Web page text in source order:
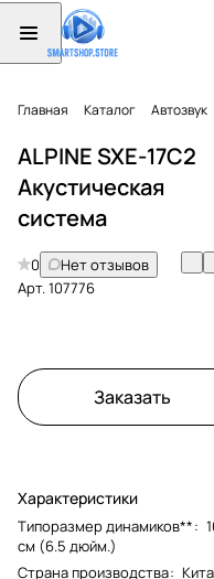
Главная Каталог Автозвук
ALPINE SXE-17C2
Акустическая
система
0
Нет отзывов
Арт.107776
Заказать
Характеристики
Типоразмер динамиков**:
см (6.5 дюйм.)
Страна производства: